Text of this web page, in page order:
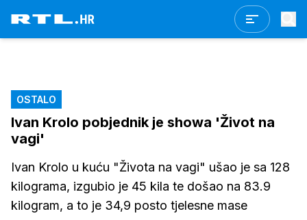
OSTALO
Ivan Krolo pobjednik je showa 'Život na
vagi'
Ivan Krolo u kuću "Života na vagi" ušao je sa 128
kilograma, izgubio je 45 kila te došao na 83.9
kilogram, a to je 34,9 posto tjelesne mase